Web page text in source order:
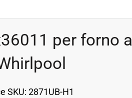
per forno a
SKU: 2871UB-H1